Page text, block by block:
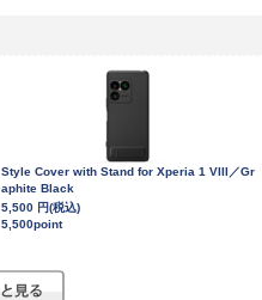
Style Cover with Stand for Xperia 1 VIII／Gr
aphite Black
5,500 円(税込)
5,500point